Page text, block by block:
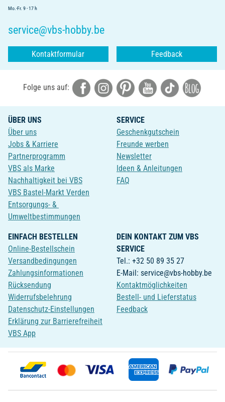
Mo.-Fr. 9 - 17 h
service@vbs-hobby.be
Kontaktformular Feedback
Folge uns auf:
ÜBER UNS
Über uns
Jobs & Karriere
Partnerprogramm
VBS als Marke
Nachhaltigkeit bei VBS
VBS Bastel-Markt Verden
Entsorgungs- &
Umweltbestimmungen
SERVICE
Geschenkgutschein
Freunde werben
Newsletter
Ideen & Anleitungen
FAQ
EINFACH BESTELLEN
Online-Bestellschein
Versandbedingungen
Zahlungsinformationen
Rücksendung
Widerrufsbelehrung
Datenschutz-Einstellungen
Erklärung zur Barrierefreiheit
VBS App
DEIN KONTAKT ZUM VBS
SERVICE
Tel.: +32 50 89 35 27
E-Mail: service@vbs-hobby.be
Kontaktmöglichkeiten
Bestell- und Lieferstatus
Feedback